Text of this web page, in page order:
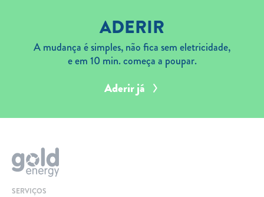
ADERIR
A mudança é simples, não fica sem eletricidade,
e em 10 min. começa a poupar.
Aderir já
SERVIÇOS